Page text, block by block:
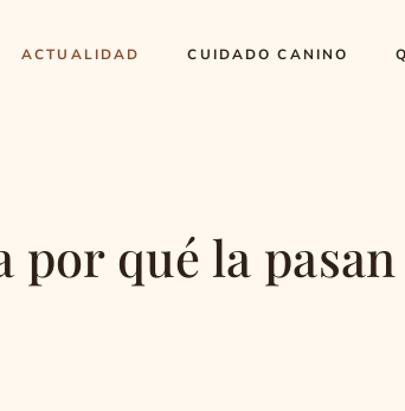
ACTUALIDAD CUIDADO CANINO
qué la